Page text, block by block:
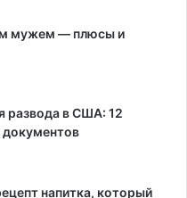
мужем — плюсы и
развода в США: 12
напитка, который